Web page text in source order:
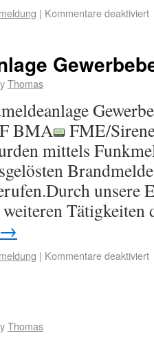
| Kommentare deaktiviert
Thomas
BMA
FME/
mittels
unsere
weiteren
→
| Kommentare deaktiviert
Thomas